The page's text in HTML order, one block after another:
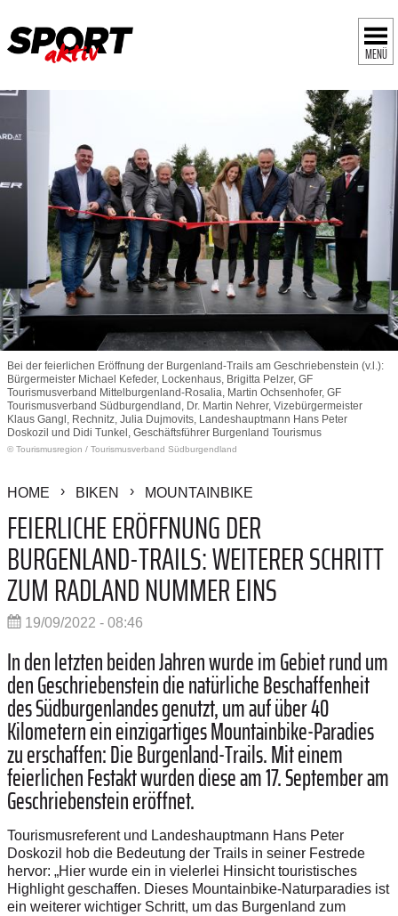
MENÜ
Bei der feierlichen Eröffnung der Burgenland-Trails am Geschriebenstein (v.l.):
Bürgermeister Michael Kefeder, Lockenhaus, Brigitta Pelzer, GF
Tourismusverband Mittelburgenland-Rosalia, Martin Ochsenhofer, GF
Tourismusverband Südburgendland, Dr. Martin Nehrer, Vizebürgermeister
Klaus Gangl, Rechnitz, Julia Dujmovits, Landeshauptmann Hans Peter
Doskozil und Didi Tunkel, Geschäftsführer Burgenland Tourismus
© Tourismusregion / Tourismusverband Südburgendland
HOME BIKEN MOUNTAINBIKE
FEIERLICHE ERÖFFNUNG DER
BURGENLAND-TRAILS: WEITERER SCHRITT
ZUM RADLAND NUMMER EINS
19/09/2022 - 08:46
In den letzten beiden Jahren wurde im Gebiet rund um
den Geschriebenstein die natürliche Beschaffenheit
des Südburgenlandes genutzt, um auf über 40
Kilometern ein einzigartiges Mountainbike-Paradies
zu erschaffen: Die Burgenland-Trails. Mit einem
feierlichen Festakt wurden diese am 17. September am
Geschriebenstein eröffnet.
Tourismusreferent und Landeshauptmann Hans Peter
Doskozil hob die Bedeutung der Trails in seiner Festrede
hervor: „Hier wurde ein in vielerlei Hinsicht touristisches
Highlight geschaffen. Dieses Mountainbike-Naturparadies ist
ein weiterer wichtiger Schritt, um das Burgenland zum